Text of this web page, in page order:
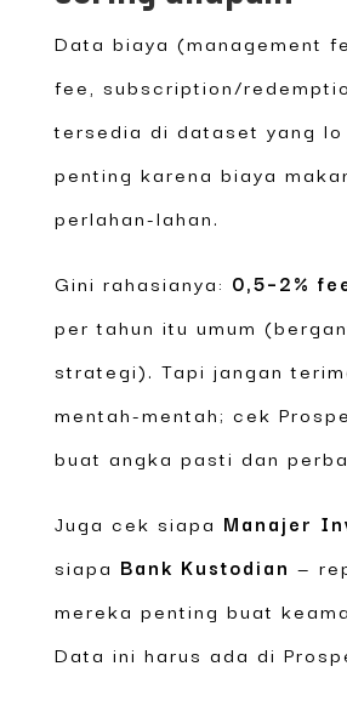
Data biaya (management
fee, subscription/
tersedia di dataset yang
penting karena biaya
perlahan-lahan.
Gini rahasianya: 0,5–2%
per tahun itu umum
strategi). Tapi jangan
mentah-mentah; cek
buat angka pasti dan
Juga cek siapa Manajer
siapa Bank Kustodian —
mereka penting buat
Data ini harus ada di